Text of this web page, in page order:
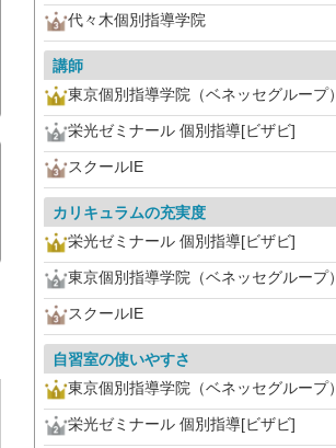
代々木個別指導学院
講師
東京個別指導学院（ベネッセグループ）
栄光ゼミナール 個別指導[ビザビ]
スクールIE
カリキュラムの充実度
栄光ゼミナール 個別指導[ビザビ]
東京個別指導学院（ベネッセグループ）
スクールIE
自習室の使いやすさ
東京個別指導学院（ベネッセグループ）
栄光ゼミナール 個別指導[ビザビ]